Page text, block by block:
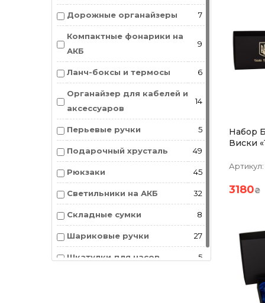
Дорожные органайзеры 7
Компактные фонарики на
АКБ
9
Ланч-боксы и термосы 6
Органайзер для кабелей и
аксессуаров
14
Перьевые ручки 5
Подарочный хрусталь 49
Рюкзаки 45
Светильники на АКБ 32
Складные сумки 8
Шариковые ручки 27
Шкатулки для часов 5
Набор
Виски
Артикул:
3180₴